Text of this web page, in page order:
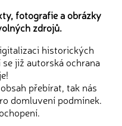
fotografie a obrázky
zdrojů.
historických
již autorská ochrana
přebírat, tak nás
domluvení podmínek.